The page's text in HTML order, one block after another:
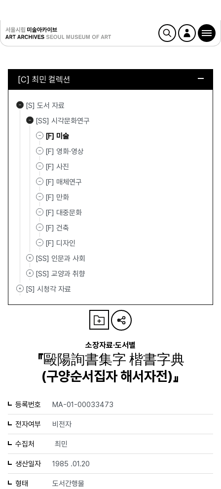
[C] 최민 컬렉션
[S] 도서 자료
[SS] 시각문화연구
[F] 미술
[F] 영화·영상
[F] 사진
[F] 매체연구
[F] 만화
[F] 대중문화
[F] 건축
[F] 디자인
[SS] 인문과 사회
[SS] 교양과 취향
[S] 시청각 자료
소장자료·도서별
『毆陽詢書集字 楷書字典
(구양순서집자 해서자전)』
등록번호 MA-01-00033473
전자여부 비전자
수집처 최민
생산일자 1985 .01.20
형태 도서간행물